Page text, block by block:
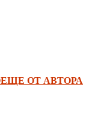
ЕЩЕ ОТ АВТОРА